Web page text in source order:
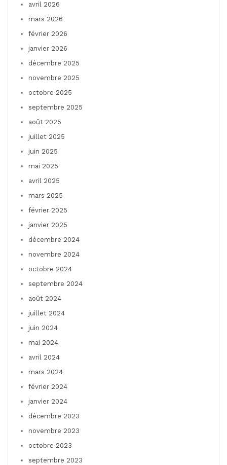
avril 2026
mars 2026
février 2026
janvier 2026
décembre 2025
novembre 2025
octobre 2025
septembre 2025
août 2025
juillet 2025
juin 2025
mai 2025
avril 2025
mars 2025
février 2025
janvier 2025
décembre 2024
novembre 2024
octobre 2024
septembre 2024
août 2024
juillet 2024
juin 2024
mai 2024
avril 2024
mars 2024
février 2024
janvier 2024
décembre 2023
novembre 2023
octobre 2023
septembre 2023